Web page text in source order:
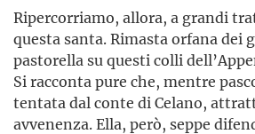
Ripercorriamo, allora, a grandi
questa santa. Rimasta orfana dei
pastorella su questi colli
Si racconta pure che, mentre
tentata dal conte di Celano,
avvenenza. Ella, però, seppe